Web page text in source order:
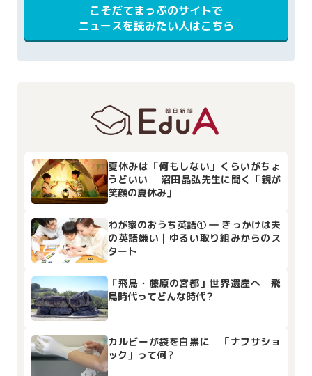
こそだてまっぷのサイトで
ニュースを読みたい人はこちら
夏休みは「何もしない」くらいがちょ
うどいい 沼田晶弘先生に聞く「親が
笑顔の夏休み」
わが家のおうち英語① ― きっかけは夫
の英語嫌い｜ゆるい取り組みからのス
タート
「飛鳥・藤原の宮都」世界遺産へ 飛
鳥時代ってどんな時代？
カルビーが袋を白黒に 「ナフサショ
ック」って何？